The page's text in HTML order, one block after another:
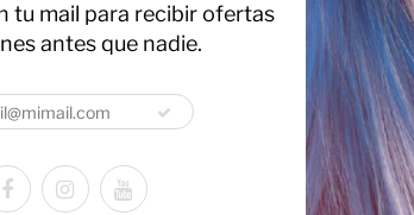
tu mail para recibir ofertas
antes que nadie.